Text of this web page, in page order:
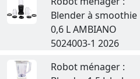
Blender à smoothie
0,6 L AMBIANO
5024003-1 2026
Robot ménager :